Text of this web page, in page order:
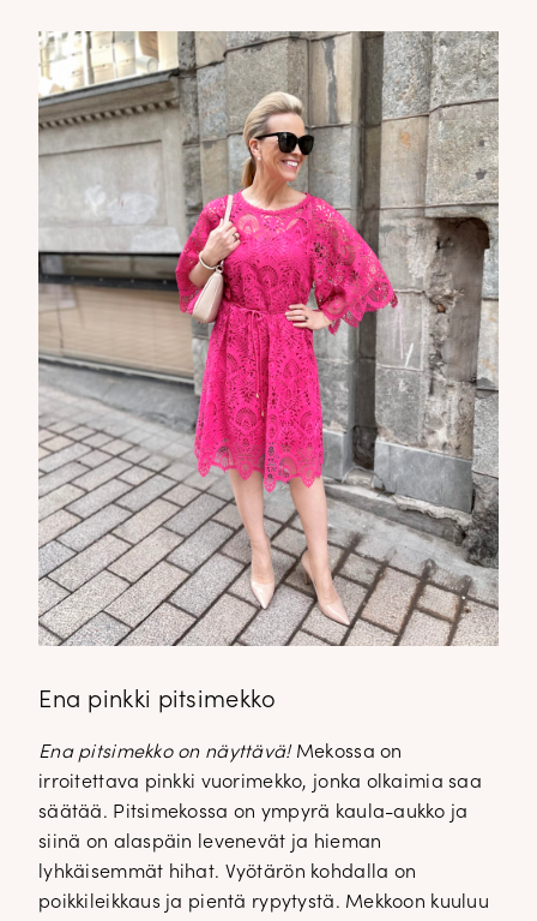
Ena pinkki pitsimekko
Ena pitsimekko on näyttävä!Mekossa on
irroitettava pinkki vuorimekko, jonka olkaimia saa
säätää. Pitsimekossa on ympyrä kaula-aukko ja
siinä on alaspäin levenevät ja hieman
lyhkäisemmät hihat. Vyötärön kohdalla on
poikkileikkaus ja pientä rypytystä. Mekkoon kuuluu